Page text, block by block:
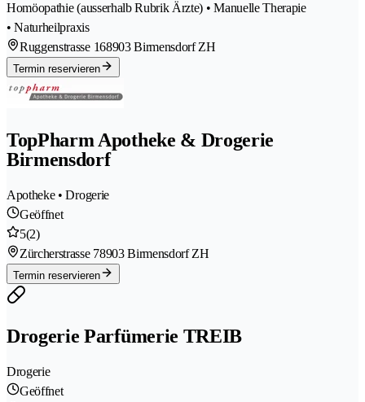
Homöopathie (ausserhalb Rubrik Ärzte) • Manuelle Therapie
• Naturheilpraxis
Ruggenstrasse 168903 Birmensdorf ZH
Termin reservieren
TopPharm Apotheke & Drogerie
Birmensdorf
Apotheke • Drogerie
Geöffnet
5(2)
Zürcherstrasse 78903 Birmensdorf ZH
Termin reservieren
Drogerie Parfümerie TREIB
Drogerie
Geöffnet